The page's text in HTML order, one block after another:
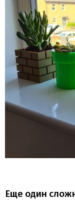
Еще один